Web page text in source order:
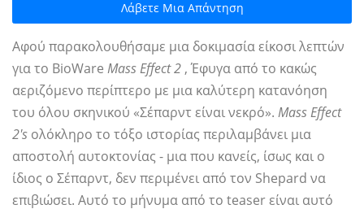
Λάβετε Μια Απάντηση
Αφού παρακολουθήσαμε μια δοκιμασία είκοσι λεπτών
για το BioWare Mass Effect 2 , Έφυγα από το κακώς
αεριζόμενο περίπτερο με μια καλύτερη κατανόηση
του όλου σκηνικού «Σέπαρντ είναι νεκρό». Mass Effect
2's ολόκληρο το τόξο ιστορίας περιλαμβάνει μια
αποστολή αυτοκτονίας - μια που κανείς, ίσως και ο
ίδιος ο Σέπαρντ, δεν περιμένει από τον Shepard να
επιβιώσει. Αυτό το μήνυμα από το teaser είναι αυτό